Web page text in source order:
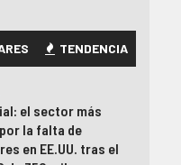
TENDENCIA
el sector más
la falta de
en EE.UU. tras el